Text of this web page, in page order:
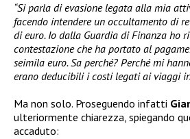
“Si parla di evasione legata alla mia
facendo intendere un occultamento di
di euro. Io dalla Guardia di Finanza ho
contestazione che ha portato al
seimila euro. Sa perché? Perché mi
erano deducibili i costi legati ai viaggi in
Ma non solo. Proseguendo infatti
ulteriormente chiarezza, spiegando
accaduto: